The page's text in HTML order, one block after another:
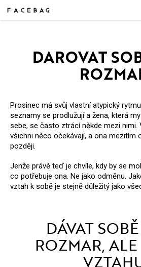
na
obsah
DAROVAT
Prosinec má svůj vlastní atypický
seznamy se prodlužují a žena, která
sebe, se často ztrácí někde mezi nimi.
všichni něco očekávají, a ona mezitím
později.
Jenže právě teď je chvíle, kdy by se
co potřebuje ona. Ne jako odměnu.
vztah k sobě je stejně důležitý jako
DÁVAT
ROZMAR,
K
O Zpět
Zpět
P
O
T
Ř
E
B